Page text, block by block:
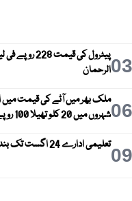
03
پیٹرول کی
الرحمان
06ملک بھر میں آٹے کی قیمت میں
شہروں میں 20 کلو تھیلا 100 روپے تک مہنگا
09تعلیمی ادارے 24 اگست تک بند رہیں گے، رانا سکندر حیات